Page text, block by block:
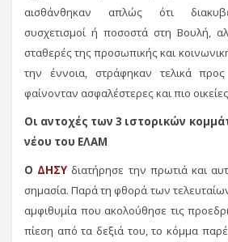
αισθάνθηκαν απλώς ότι
συσχετισμοί ή ποσοστά στη Βουλή,
σταθερές της προσωπικής και
την έννοια, στράφηκαν τελικά
φαίνονταν ασφαλέστερες και πιο
Οι αντοχές των 3 ιστορικών
νέου του ΕΛΑΜ
Ο ΔΗΣΥ διατήρησε την πρωτιά και
σημασία. Παρά τη φθορά των
αμφιθυμία που ακολούθησε τις
πίεση από τα δεξιά του, το κόμμα